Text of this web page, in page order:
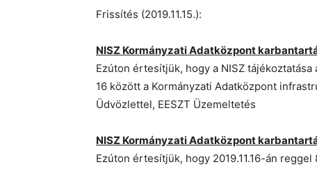
Frissítés (2019.11.15.):
NISZ Kormányzati Adatközpont
Ezúton értesítjük, hogy a NISZ
16 között a Kormányzati Adatközpont
Üdvözlettel, EESZT Üzemeltetés
NISZ Kormányzati Adatközpont
Ezúton értesítjük, hogy 2019.11.16-án